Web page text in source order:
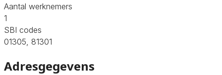
Aantal werknemers
1
SBI codes
01305, 81301
Adresgegevens